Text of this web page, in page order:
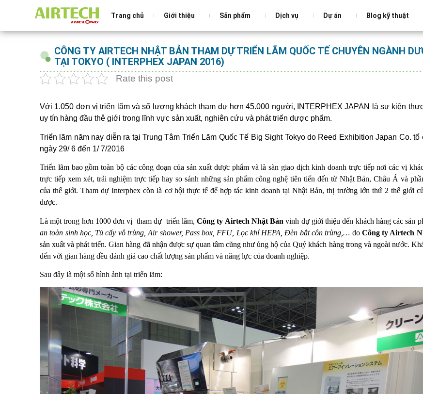
Trang chủ Giới thiệu Sản phẩm Dịch vụ Dự án Blog kỹ thuật
CÔNG TY AIRTECH NHẬT BẢN THAM DỰ TRIỂN LÃM QUỐC TẾ CHUYÊN NGÀNH
TẠI TOKYO ( INTERPHEX JAPAN 2016)
Rate this post
Với 1.050 đơn vị triển lãm và số lượng khách tham dự hơn 45.000 người, INTERPHEX JAPAN là sự kiện
uy tín hàng đầu thê giới trong lĩnh vực sản xuất, nghiên cứu và phát triển dược phẩm.
Triển lãm năm nay diễn ra tại Trung Tâm Triển Lãm Quốc Tế Big Sight Tokyo do Reed Exhibition Japan Co.
ngày 29/ 6 đến 1/ 7/2016
Triển lãm bao gồm toàn bộ các công đoạn của sản xuất dược phẩm và là sàn giao dịch kinh doanh trực tiếp nơi các vị
trực tiếp xem xét, trải nghiệm trực tiếp hay so sánh những sản phẩm công nghệ tiên tiến đến từ Nhật Bản, Châu Á và
của thế giới. Tham dự Interphex còn là cơ hội thực tế để hợp tác kinh doanh tại Nhật Bản, thị trường lớn thứ 2 thế giới
dược.
Là một trong hơn 1000 đơn vị tham dự triển lãm,Công ty Airtech Nhật Bảnvinh dự giới thiệu đến khách hàng các sản
an toàn sinh học, Tủ cấy vô trùng, Air shower, Pass box, FFU, Lọc khí HEPA, Đèn bắt côn trùng,… do Công ty Airtech
sản xuất và phát triển. Gian hàng đã nhận được sự quan tâm cũng như ủng hộ của Quý khách hàng trong và ngoài nước.
đến với gian hàng đều đánh giá cao chất lượng sản phẩm và năng lực của doanh nghiệp.
Sau đây là một số hình ảnh tại triển lãm: